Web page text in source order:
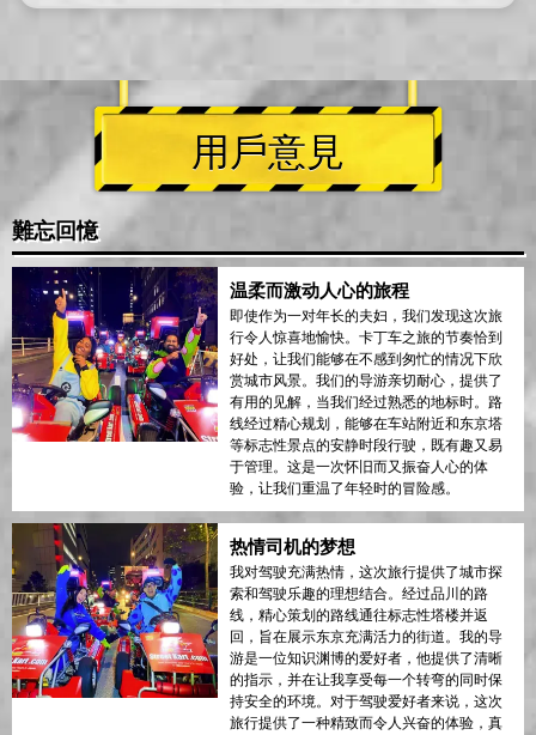
用戶意見
難忘回憶
温柔而激动人心的旅程
即使作为一对年长的夫妇，我们发现这次旅
行令人惊喜地愉快。卡丁车之旅的节奏恰到
好处，让我们能够在不感到匆忙的情况下欣
赏城市风景。我们的导游亲切耐心，提供了
有用的见解，当我们经过熟悉的地标时。路
线经过精心规划，能够在车站附近和东京塔
等标志性景点的安静时段行驶，既有趣又易
于管理。这是一次怀旧而又振奋人心的体
验，让我们重温了年轻时的冒险感。
热情司机的梦想
我对驾驶充满热情，这次旅行提供了城市探
索和驾驶乐趣的理想结合。经过品川的路
线，精心策划的路线通往标志性塔楼并返
回，旨在展示东京充满活力的街道。我的导
游是一位知识渊博的爱好者，他提供了清晰
的指示，并在让我享受每一个转弯的同时保
持安全的环境。对于驾驶爱好者来说，这次
旅行提供了一种精致而令人兴奋的体验，真